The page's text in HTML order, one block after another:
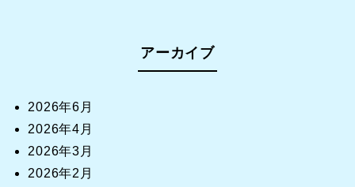
アーカイブ
2026年6月
2026年4月
2026年3月
2026年2月